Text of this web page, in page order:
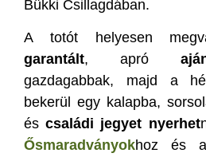
Bükki Csillagdában.
A totót helyesen
garantált, apró
gazdagabbak, majd a
bekerül egy kalapba,
éscsaládi jegyet nyerhet
Ősmaradványokhoz és